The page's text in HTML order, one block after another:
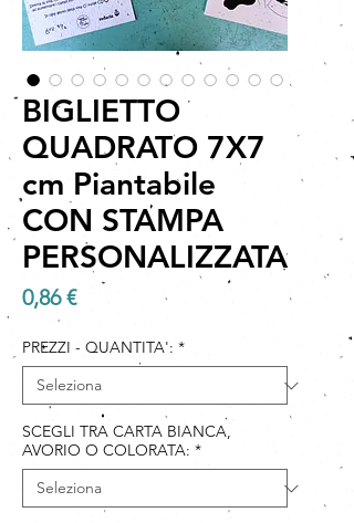
BIGLIETTO
QUADRATO 7X7
cm Piantabile
CON STAMPA
PERSONALIZZATA
0,86 €Prezzo
PREZZI - QUANTITA': *
SCEGLI TRA CARTA BIANCA,
AVORIO O COLORATA: *